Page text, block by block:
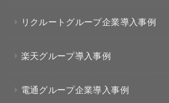
リクルートグループ企業導入事例
楽天グループ導入事例
電通グループ企業導入事例